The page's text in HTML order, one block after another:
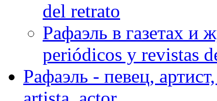
del retrato
Рафаэль в газетах и
periódicos y revistas
Рафаэль - певец,